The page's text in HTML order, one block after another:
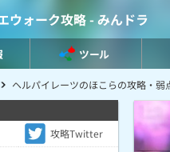
ウォーク攻略 - みんドラ
ツール
ヘルパイレーツのほこらの攻略・弱
攻略Twitter